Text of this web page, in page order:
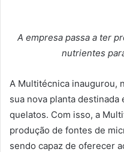
A empresa passa a ter
nutrientes
A Multitécnica inaugurou,
sua nova planta
quelatos. Com isso, a
produção de fontes de
sendo capaz de oferecer